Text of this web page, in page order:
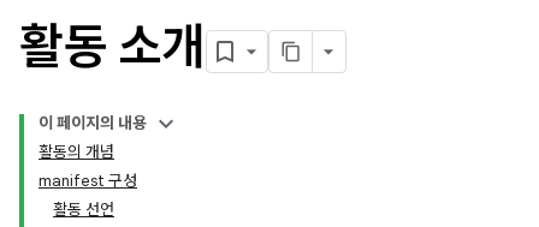
활동 소개
이 페이지의 내용
활동의 개념
manifest 구성
활동 선언